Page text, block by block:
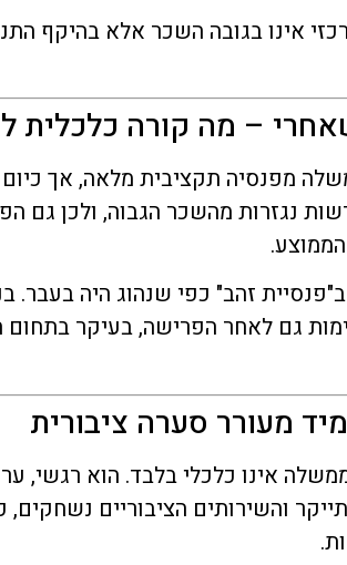
אינו בגובה השכר אלא בהיקף
– מה קורה כלכלית
מפנסיה תקציבית מלאה, אך
נגזרות מהשכר הגבוה, ולכן גם
זהב" כפי שנהוג היה
גם לאחר הפרישה, בעיקר
מעורר סערה ציבורית
אינו כלכלי בלבד. הוא רגשי,
והשירותים הציבוריים